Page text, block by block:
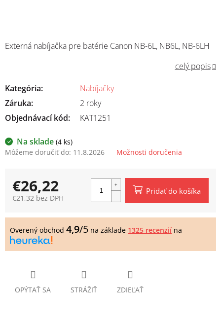
Na sklade (4 ks)
Môžeme doručiť do: 11.8.2026 Možnosti doručenia
Externá nabíjačka pre batérie Canon NB-6L, NB6L, NB-6LH
celý popis
OPÝTAŤ SA STRÁŽIŤ ZDIEĽAŤ
Kategória:
Nabíjačky
Záruka:
2 roky
Objednávací kód:
KAT1251
€26,22
€21,32 bez DPH
cena:
Pridať do košíka
Overený obchod 4,9/5 na základe 1325 recenzií na